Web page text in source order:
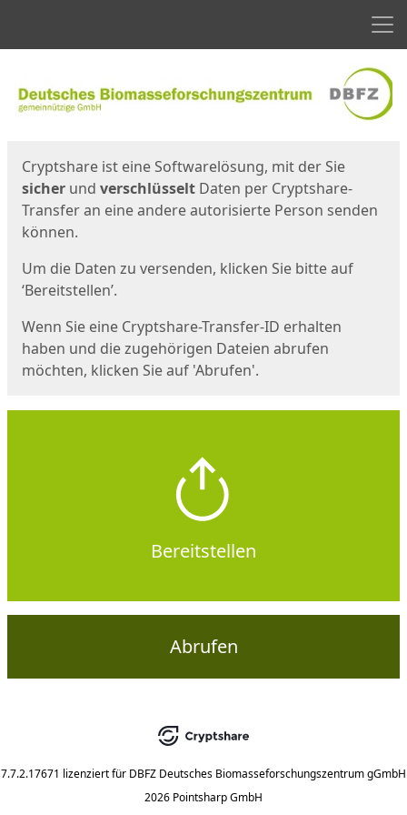
Cryptshare ist eine Softwarelösung, mit der Sie
sicher und verschlüsselt Daten per Cryptshare-
Transfer an eine andere autorisierte Person senden
können.
Um die Daten zu versenden, klicken Sie bitte auf
‘Bereitstellen’.
Wenn Sie eine Cryptshare-Transfer-ID erhalten
haben und die zugehörigen Dateien abrufen
möchten, klicken Sie auf 'Abrufen'.
Bereitstellen
Abrufen
7.7.2.17671 lizenziert für DBFZ Deutsches Biomasseforschungszentrum gGmbH
2026 Pointsharp GmbH